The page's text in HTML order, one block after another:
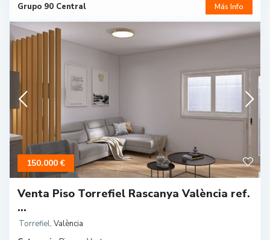
Grupo 90 Central Más Info
150.000 €
Venta Piso Torrefiel Rascanya València ref.
...
Torrefiel, València